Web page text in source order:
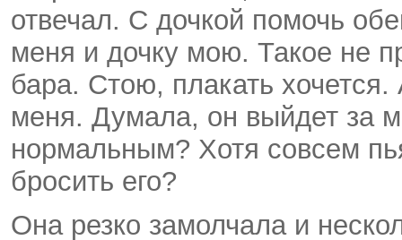
отвечал. С дочкой помочь
меня и дочку мою. Такое не
бара. Стою, плакать
меня. Думала, он выйдет за
нормальным? Хотя совсем
бросить его?
Она резко замолчала и